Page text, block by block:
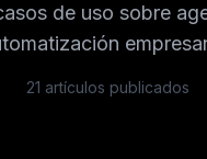
de uso sobre
21 artículos publicados